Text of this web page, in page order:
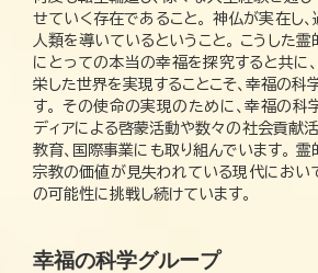
せていく存在であること。 神仏が実在し、
人類を導いているということ。 こうした霊
にとっての本当の幸福を探究すると共に
栄した世界を実現することこそ、幸福の科
す。 その使命の実現のために、幸福の科
ディアによる啓蒙活動や数々の社会貢献活
教育、国際事業にも取り組んでいます。 霊
宗教の価値が見失われている現代におい
の可能性に挑戦し続けています。
幸福の科学グループ